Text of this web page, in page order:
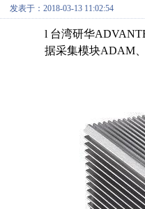
发表于：2018-03-13 11:02:54
l 台湾研华
据采集模块ADAM